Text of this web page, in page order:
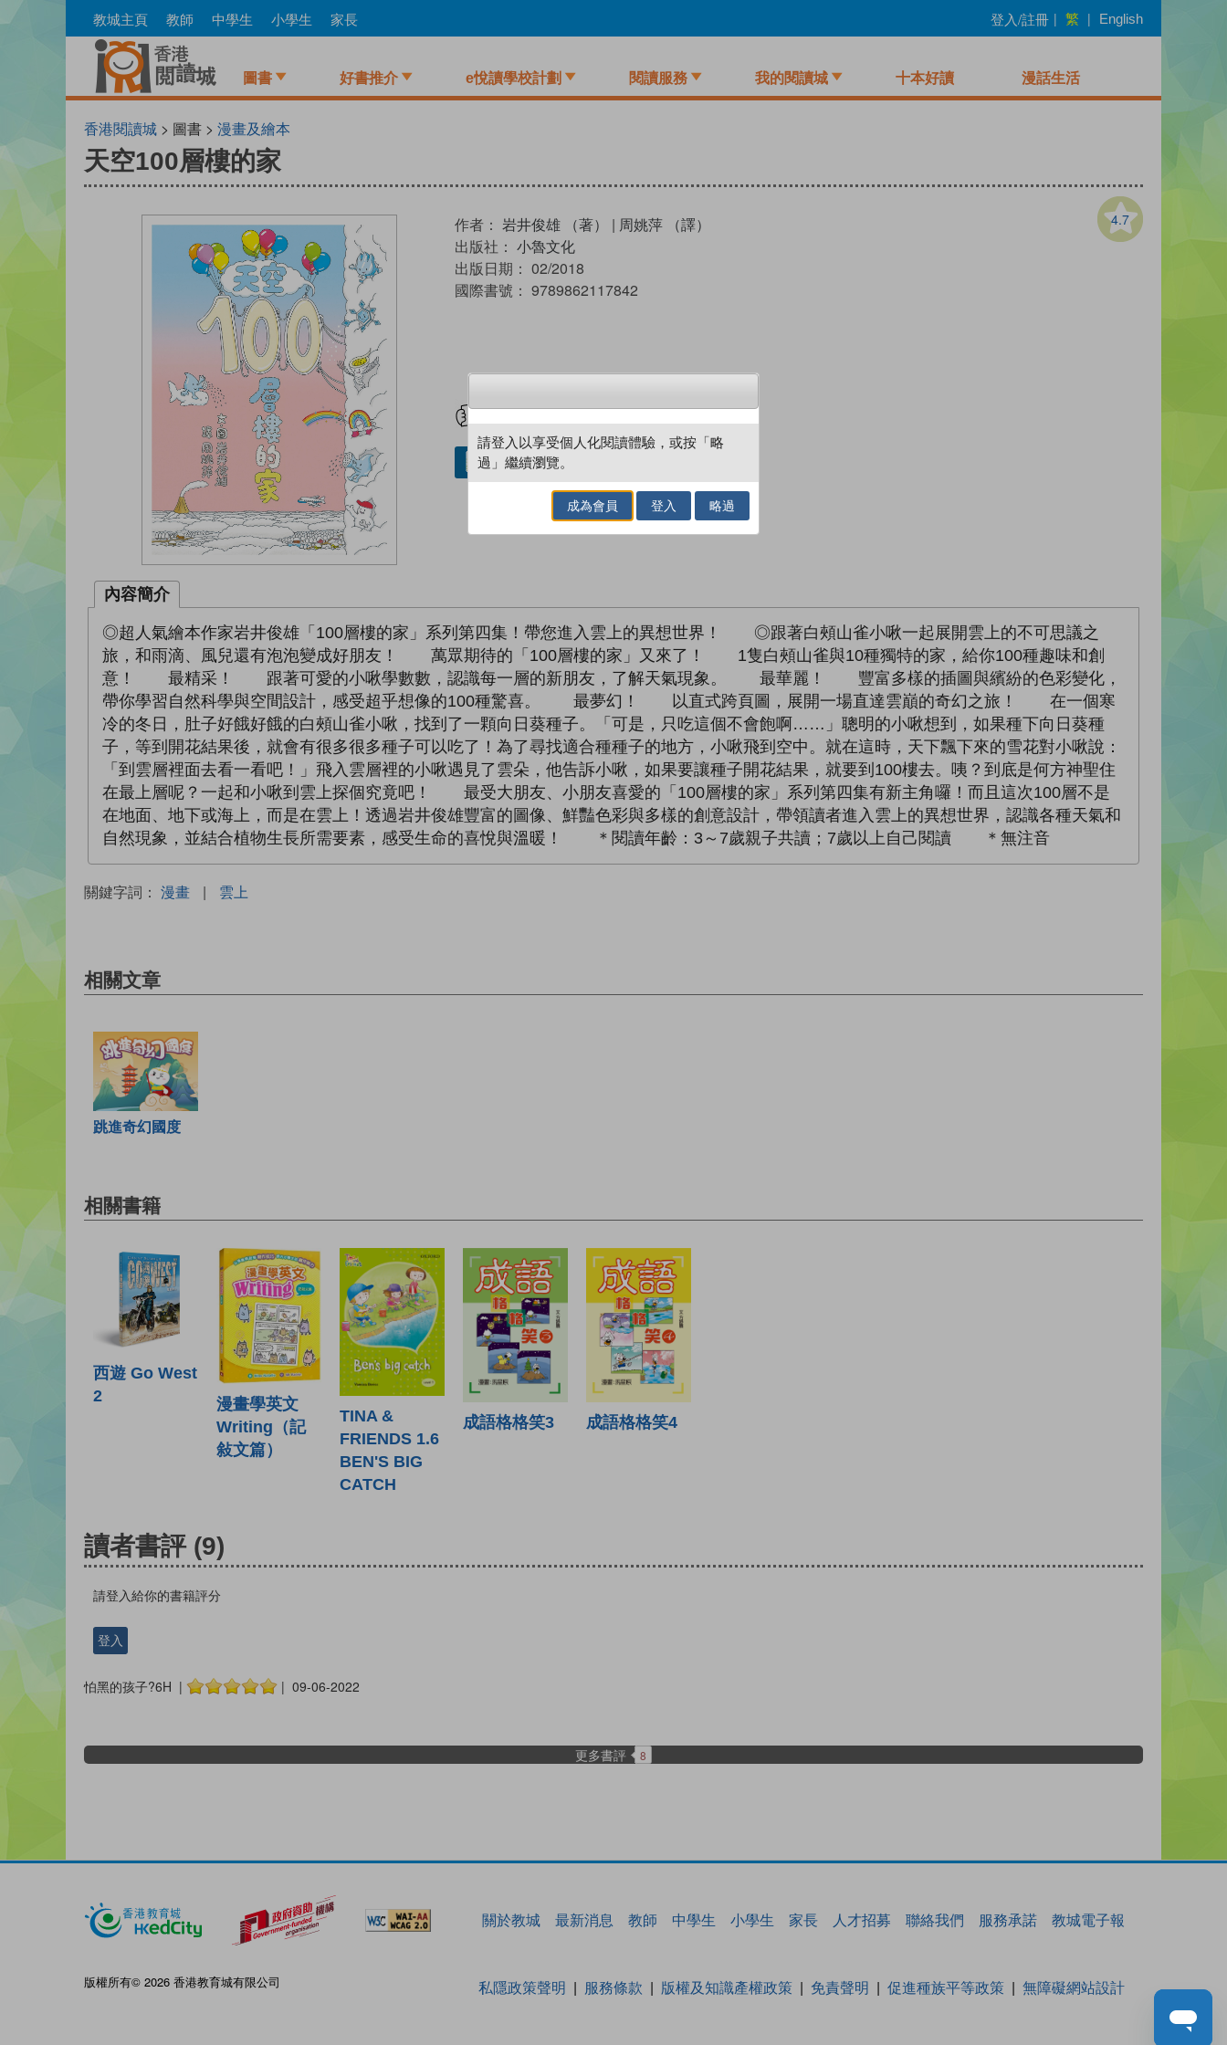
to
教城主頁 教師 中學生 小學生 家長 登入/註冊 | 繁 | English
圖書 好書推介 e悅讀學校計劃 閱讀服務 我的閱讀城 十本好讀 漫話生活
香港閱讀城 > 圖書 > 漫畫及繪本
天空100層樓的家
4.7
作者： 岩井俊雄 （著） | 周姚萍 （譯）
出版社： 小魯文化
出版日期： 02/2018
國際書號： 9789862117842
借閱實體書
內容簡介
◎超人氣繪本作家岩井俊雄「100層樓的家」系列第四集！帶您進入雲上的異想世界！ ◎跟著白頰山雀小啾一起展開雲上的不可思議之
旅，和雨滴、風兒還有泡泡變成好朋友！ 萬眾期待的「100層樓的家」又來了！ 1隻白頰山雀與10種獨特的家，給你100種趣味和創
意！ 最精采！ 跟著可愛的小啾學數數，認識每一層的新朋友，了解天氣現象。 最華麗！ 豐富多樣的插圖與繽紛的色彩變化，
帶你學習自然科學與空間設計，感受超乎想像的100種驚喜。 最夢幻！ 以直式跨頁圖，展開一場直達雲巔的奇幻之旅！ 在一個寒
冷的冬日，肚子好餓好餓的白頰山雀小啾，找到了一顆向日葵種子。「可是，只吃這個不會飽啊……」聰明的小啾想到，如果種下向日葵種
子，等到開花結果後，就會有很多很多種子可以吃了！為了尋找適合種種子的地方，小啾飛到空中。就在這時，天下飄下來的雪花對小啾說：
「到雲層裡面去看一看吧！」飛入雲層裡的小啾遇見了雲朵，他告訴小啾，如果要讓種子開花結果，就要到100樓去。咦？到底是何方神聖住
在最上層呢？一起和小啾到雲上探個究竟吧！ 最受大朋友、小朋友喜愛的「100層樓的家」系列第四集有新主角囉！而且這次100層不是
在地面、地下或海上，而是在雲上！透過岩井俊雄豐富的圖像、鮮豔色彩與多樣的創意設計，帶領讀者進入雲上的異想世界，認識各種天氣和
自然現象，並結合植物生長所需要素，感受生命的喜悅與溫暖！ ＊閱讀年齡：3～7歲親子共讀；7歲以上自己閱讀 ＊無注音
關鍵字詞： 漫畫 | 雲上
相關文章
跳進奇幻國度
相關書籍
西遊 Go West
2
漫畫學英文
Writing（記
敍文篇）
TINA &
FRIENDS 1.6
BEN'S BIG
CATCH
成語格格笑3 成語格格笑4
讀者書評 (9)
請登入給你的書籍評分
登入
怕黑的孩子?6H | | 09-06-2022
更多書評 8
關於教城 最新消息 教師 中學生 小學生 家長 人才招募 聯絡我們 服務承諾 教城電子報
版權所有© 2026 香港教育城有限公司 私隱政策聲明 服務條款 版權及知識產權政策 免責聲明 促進種族平等政策 無障礙網站設計
請登入以享受個人化閱讀體驗，或按「略
過」繼續瀏覽。
成為會員 登入 略過